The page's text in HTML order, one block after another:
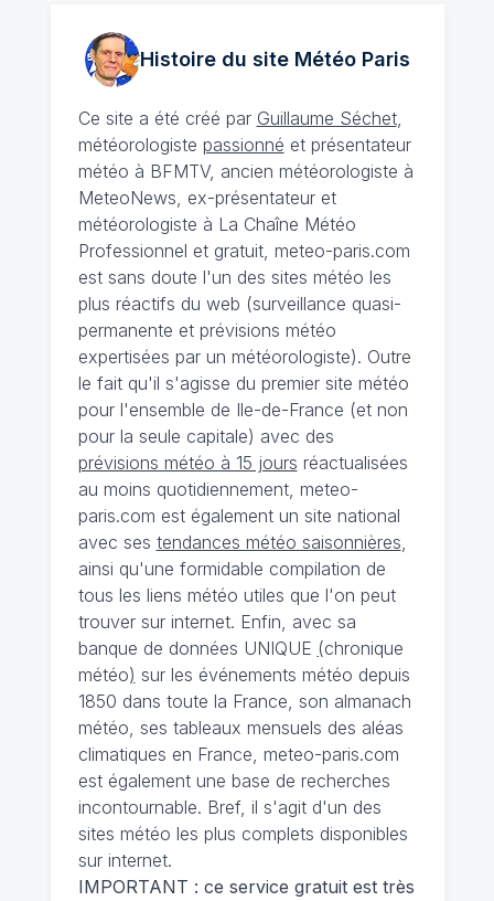
Histoire du site MétéoParis
Ce site a été créé par Guillaume Séchet,
météorologiste passionné et présentateur
météo à BFMTV, ancien météorologiste à
MeteoNews, ex-présentateur et
météorologiste à La Chaîne Météo
Professionnel et gratuit, meteo-paris.com
est sans doute l'un des sites météo les
plus réactifs du web (surveillance quasi-
permanente et prévisions météo
expertisées par un météorologiste). Outre
le fait qu'il s'agisse du premier site météo
pour l'ensemble de Ile-de-France (et non
pour la seule capitale) avec des
prévisions météo à 15 jours réactualisées
au moins quotidiennement, meteo-
paris.com est également un site national
avec ses tendances météo saisonnières,
ainsi qu'une formidable compilation de
tous les liens météo utiles que l'on peut
trouver sur internet. Enfin, avec sa
banque de données UNIQUE (chronique
météo) sur les événements météo depuis
1850 dans toute la France, son almanach
météo, ses tableaux mensuels des aléas
climatiques en France, meteo-paris.com
est également une base de recherches
incontournable. Bref, il s'agit d'un des
sites météo les plus complets disponibles
sur internet.
IMPORTANT : ce service gratuit est très